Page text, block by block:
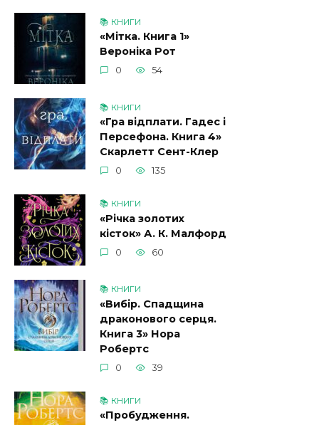
📚 КНИГИ
«Мітка. Книга 1»
Вероніка Рот
0 54
📚 КНИГИ
«Гра відплати. Гадес і
Персефона. Книга 4»
Скарлетт Сент-Клер
0 135
📚 КНИГИ
«Річка золотих
кісток» А. К. Малфорд
0 60
📚 КНИГИ
«Вибір. Спадщина
драконового серця.
Книга 3» Нора
Робертс
0 39
📚 КНИГИ
«Пробудження.